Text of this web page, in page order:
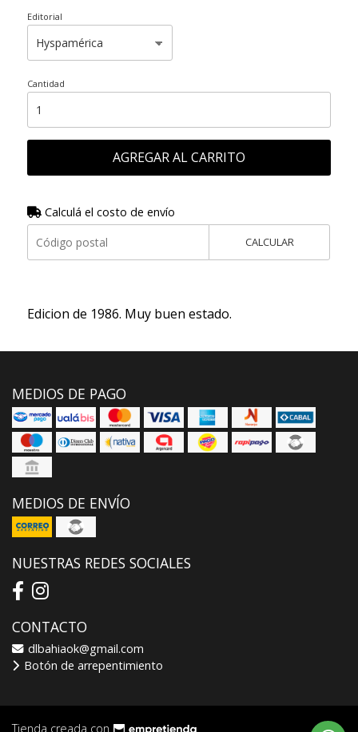
Editorial
Cantidad
AGREGAR AL CARRITO
Calculá el costo de envío
CALCULAR
Edicion de 1986. Muy buen estado.
MEDIOS DE PAGO
MEDIOS DE ENVÍO
NUESTRAS REDES SOCIALES
CONTACTO
dlbahiaok@gmail.com
Botón de arrepentimiento
Tienda creada con